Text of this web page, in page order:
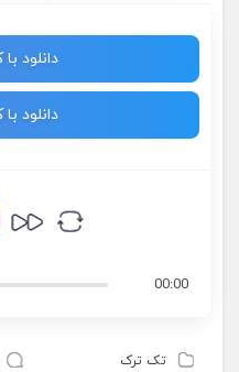
دانلود با
دانلود با
00:00
تک ترک